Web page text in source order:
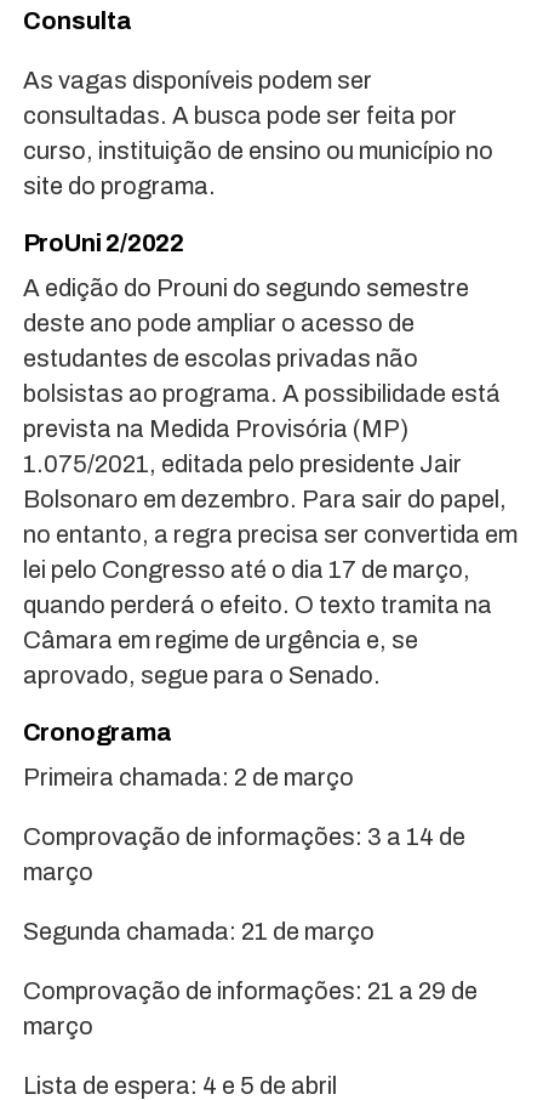
Consulta
As vagas disponíveis podem ser
consultadas. A busca pode ser feita por
curso, instituição de ensino ou município no
site do programa.
ProUni 2/2022
A edição do Prouni do segundo semestre
deste ano pode ampliar o acesso de
estudantes de escolas privadas não
bolsistas ao programa. A possibilidade está
prevista na Medida Provisória (MP)
1.075/2021, editada pelo presidente Jair
Bolsonaro em dezembro. Para sair do papel,
no entanto, a regra precisa ser convertida em
lei pelo Congresso até o dia 17 de março,
quando perderá o efeito. O texto tramita na
Câmara em regime de urgência e, se
aprovado, segue para o Senado.
Cronograma
Primeira chamada: 2 de março
Comprovação de informações: 3 a 14 de
março
Segunda chamada: 21 de março
Comprovação de informações: 21 a 29 de
março
Lista de espera: 4 e 5 de abril